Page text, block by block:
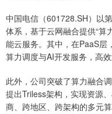
中国电信（601728.SH）以
体系，基于云网融合提供“算
能云服务。其中，在PaaS层
算力调度与AI开发服务，高
此外，公司突破了算力融合
提出Triless架构，实现资源
商、跨地区、跨架构的多元